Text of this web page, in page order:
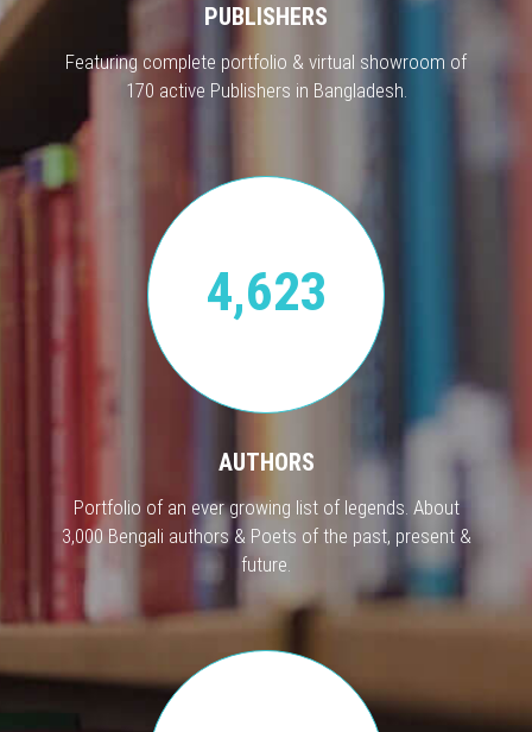
PUBLISHERS
Featuring complete portfolio & virtual showroom of
170 active Publishers in Bangladesh.
4,623
AUTHORS
Portfolio of an ever growing list of legends. About
3,000 Bengali authors & Poets of the past, present &
future.